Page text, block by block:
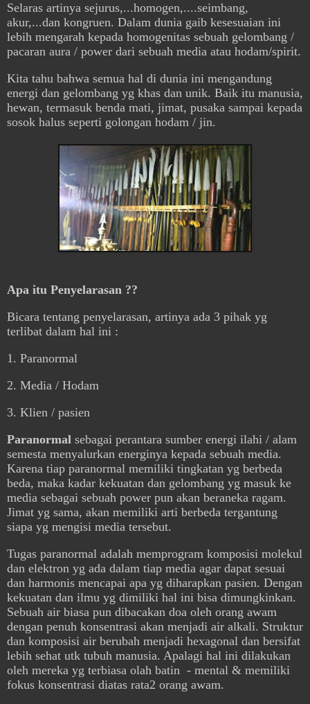
Selaras artinya sejurus,...homogen,....seimbang,
akur,...dan kongruen. Dalam dunia gaib kesesuaian ini
lebih mengarah kepada homogenitas sebuah gelombang /
pacaran aura / power dari sebuah media atau hodam/spirit.
Kita tahu bahwa semua hal di dunia ini mengandung
energi dan gelombang yg khas dan unik. Baik itu manusia,
hewan, termasuk benda mati, jimat, pusaka sampai kepada
sosok halus seperti golongan hodam / jin.
Apa itu Penyelarasan ??
Bicara tentang penyelarasan, artinya ada 3 pihak yg
terlibat dalam hal ini :
1. Paranormal
2. Media / Hodam
3. Klien / pasien
Paranormal sebagai perantara sumber energi ilahi / alam
semesta menyalurkan energinya kepada sebuah media.
Karena tiap paranormal memiliki tingkatan yg berbeda
beda, maka kadar kekuatan dan gelombang yg masuk ke
media sebagai sebuah power pun akan beraneka ragam.
Jimat yg sama, akan memiliki arti berbeda tergantung
siapa yg mengisi media tersebut.
Tugas paranormal adalah memprogram komposisi molekul
dan elektron yg ada dalam tiap media agar dapat sesuai
dan harmonis mencapai apa yg diharapkan pasien. Dengan
kekuatan dan ilmu yg dimiliki hal ini bisa dimungkinkan.
Sebuah air biasa pun dibacakan doa oleh orang awam
dengan penuh konsentrasi akan menjadi air alkali. Struktur
dan komposisi air berubah menjadi hexagonal dan bersifat
lebih sehat utk tubuh manusia. Apalagi hal ini dilakukan
oleh mereka yg terbiasa olah batin - mental & memiliki
fokus konsentrasi diatas rata2 orang awam.